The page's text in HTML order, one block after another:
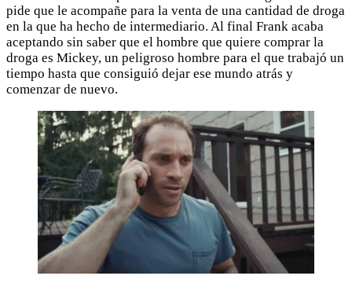
pide que le acompañe para la venta de una cantidad de droga
en la que ha hecho de intermediario. Al final Frank acaba
aceptando sin saber que el hombre que quiere comprar la
droga es Mickey, un peligroso hombre para el que trabajó un
tiempo hasta que consiguió dejar ese mundo atrás y
comenzar de nuevo.